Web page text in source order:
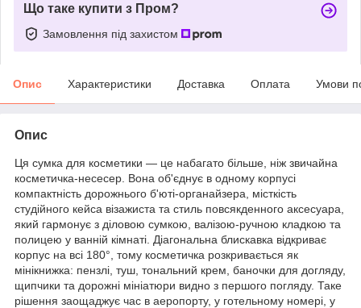
Що таке купити з Пром?
Замовлення під захистом
Опис Характеристики Доставка Оплата Умови
Опис
Ця сумка для косметики — це набагато більше, ніж звичайна
косметичка-несесер. Вона об'єднує в одному корпусі
компактність дорожнього б'юті-органайзера, місткість
студійного кейса візажиста та стиль повсякденного аксесуара,
який гармонує з діловою сумкою, валізою-ручною кладкою та
полицею у ванній кімнаті. Діагональна блискавка відкриває
корпус на всі 180°, тому косметичка розкривається як
мінікнижка: пензлі, туш, тональний крем, баночки для догляду,
щипчики та дорожні мініатюри видно з першого погляду. Таке
рішення заощаджує час в аеропорту, у готельному номері, у